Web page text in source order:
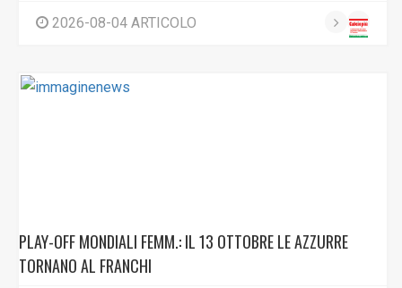
2026-08-04 ARTICOLO
PLAY-OFF MONDIALI FEMM.: IL 13 OTTOBRE LE AZZURRE
TORNANO AL FRANCHI